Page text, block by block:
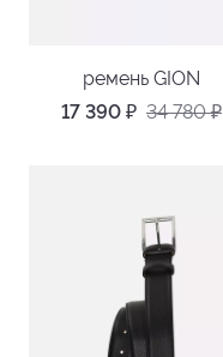
ремень GION
17 390 ₽ 34 780₽